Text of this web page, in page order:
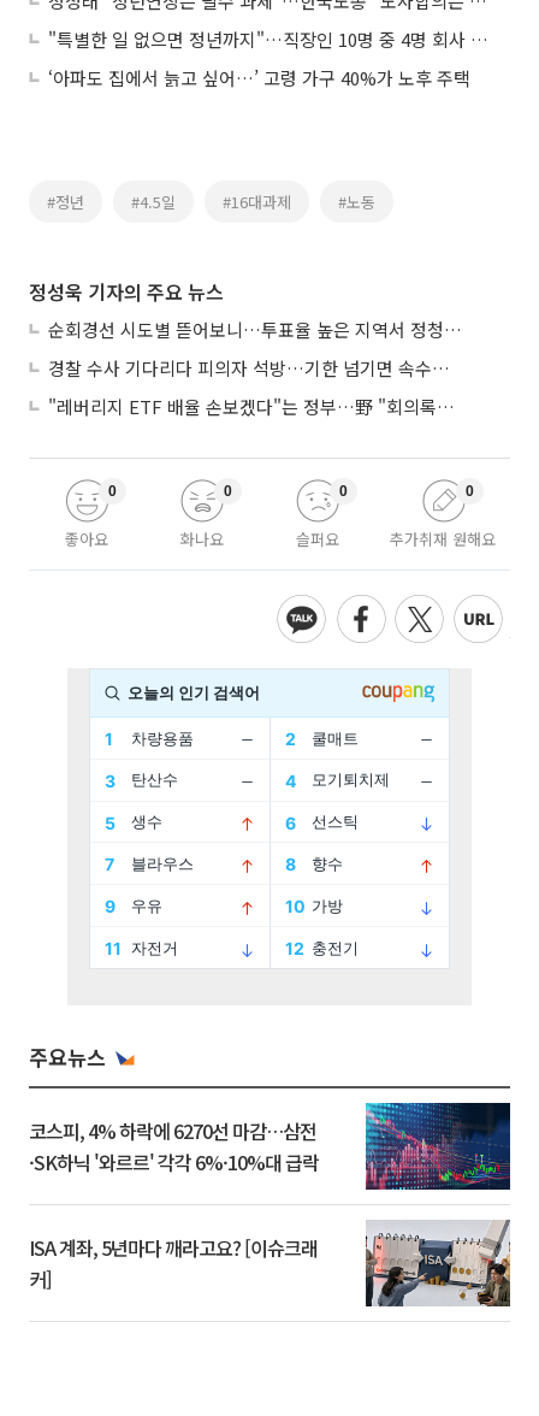
"특별한 일 없으면 정년까지"…직장인 10명 중 4명 회사 계속 다닌다
‘아파도 집에서 늙고 싶어…’ 고령 가구 40%가 노후 주택
#정년 #4.5일 #16대과제 #노동
정성욱 기자의 주요 뉴스
순회경선 시도별 뜯어보니…투표율 높은 지역서 정청래 강세
경찰 수사 기다리다 피의자 석방…기한 넘기면 속수무책
"레버리지 ETF 배율 손보겠다"는 정부…野 "회의록부터 내놔야"
좋아요
0
화나요
0
슬퍼요
0
추가취재 원해요
0
주요뉴스
코스피, 4% 하락에 6270선 마감…삼전
·SK하닉 '와르르' 각각 6%·10%대 급락
ISA 계좌, 5년마다 깨라고요? [이슈크래
커]